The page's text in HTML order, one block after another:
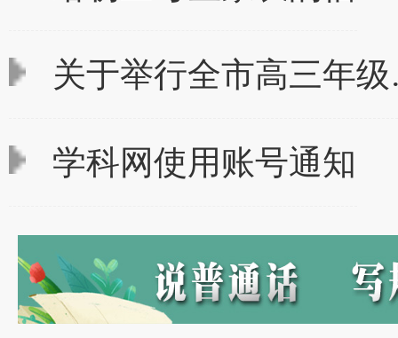
关于举行全市高三年
学科网使用账号通知